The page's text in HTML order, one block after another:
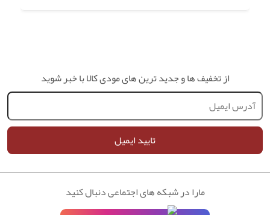
از تخفیف ها و جدید ترین های مودی کالا با خبر شوید
تایید ایمیل
مارا در شبکه های اجتماعی دنبال کنید